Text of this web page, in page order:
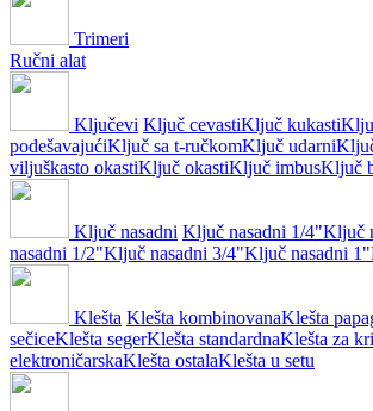
Trimeri
Ručni alat
Ključevi Ključ cevastiKljuč kukasti
podešavajućiKljuč sa t-ručkomKljuč udarni
viljuškasto okastiKljuč okastiKljuč imbusKljuč
Ključ nasadni Ključ nasadni 1/4"Ključ
nasadni 1/2"Ključ nasadni 3/4"Ključ nasadni 1"
Klešta Klešta kombinovanaKlešta
sečiceKlešta segerKlešta standardnaKlešta za
elektroničarskaKlešta ostalaKlešta u setu